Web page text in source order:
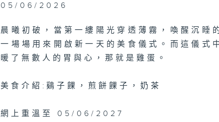
05/06/2026
晨曦初破，當第一縷陽光穿透薄霧，喚醒沉睡
一場場用來開啟新一天的美食儀式。而這儀式
暖了無數人的胃與心，那就是雞蛋。
美食介紹:鷄子餜，煎餅餜子，奶茶
網上重溫至 05/06/2027